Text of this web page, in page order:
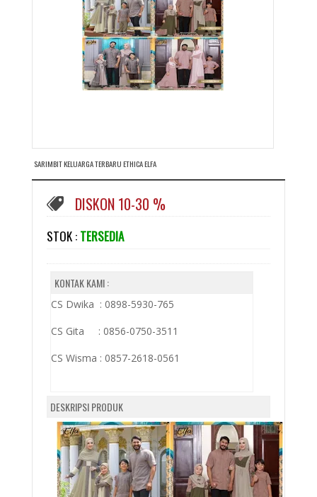
SARIMBIT KELUARGA TERBARU ETHICA ELFA
DISKON 10-30 %
STOK : TERSEDIA
KONTAK KAMI :
CS Dwika : 0898-5930-765
CS Gita : 0856-0750-3511
CS Wisma : 0857-2618-0561
DESKRIPSI PRODUK